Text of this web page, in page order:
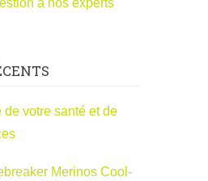
à nos experts
de votre santé et de
Merinos Cool-